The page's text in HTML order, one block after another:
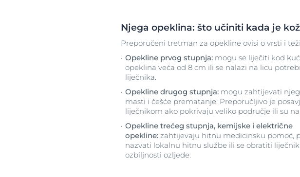
Njega opeklina: što učiniti kada je
Preporučeni tretman za opekline ovisi o vrsti i
Opekline prvog stupnja: mogu se liječiti kod
opeklina veća od 8 cm ili se nalazi na licu
liječnika.
Opekline drugog stupnja: mogu zahtijevati
masti i češće prematanje. Preporučljivo je
liječnikom ako pokrivaju veliko područje ili su
Opekline trećeg stupnja, kemijske i električne
opekline: zahtijevaju hitnu medicinsku pomoć,
nazvati lokalnu hitnu službe ili se obratiti
ozbiljnosti ozljede.